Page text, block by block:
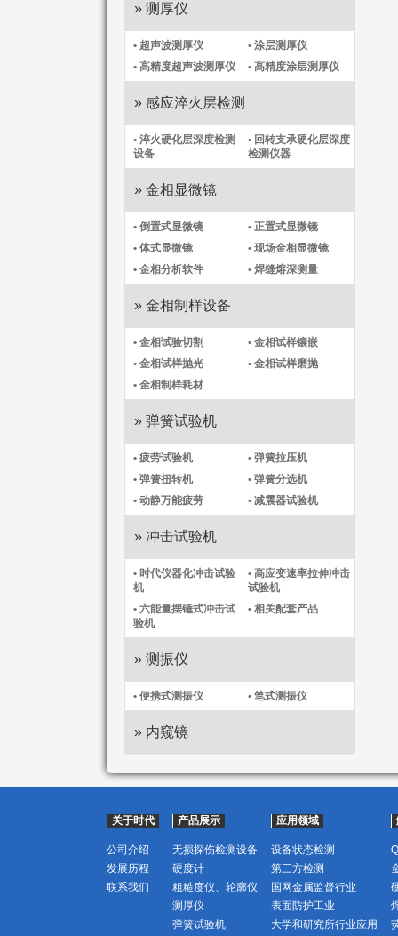
» 测厚仪
• 超声波测厚仪
• 涂层测厚仪
• 高精度超声波测厚仪
• 高精度涂层测厚仪​
» 感应淬火层检测
• 淬火硬化层深度检测
设备
• 回转支承硬化层深度
检测仪器
» 金相显微镜
• 倒置式显微镜
• 正置式显微镜
• 体式显微镜
• 现场金相显微镜
• 金相分析软件
• 焊缝熔深测量
» 金相制样设备
• 金相试验切割
• 金相试样镶嵌
• 金相试样抛光
• 金相试样磨抛
• 金相制样耗材
» 弹簧试验机
• 疲劳试验机
• 弹簧拉压机
• 弹簧扭转机
• 弹簧分选机
• 动静万能疲劳
• 减震器试验机
» 冲击试验机
• 时代仪器化冲击试验
机​
• 高应变速率拉伸冲击
试验机
• 六能量摆锤式冲击试
验机
• 相关配套产品
» 测振仪
• 便携式测振仪​ • 笔式测振仪​
» 内窥镜
关于时代
公司介绍
发展历程
联系我们
产品展示
无损探伤检测设备
硬度计
粗糙度仪、轮廓仪
测厚仪
弹簧试验机
应用领域
设备状态检测
第三方检测
国网金属监督行业
表面防护工业
大学和研究所行业应用